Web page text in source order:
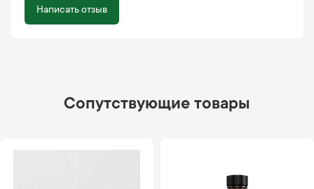
Написать отзыв
Сопутствующие товары